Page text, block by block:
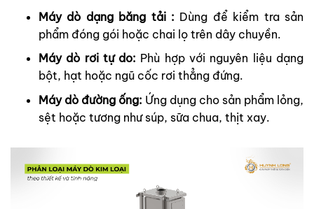
Máy dò dạng băng tải : Dùng để kiểm tra sản
phẩm đóng gói hoặc chai lọ trên dây chuyền.
Máy dò rơi tự do: Phù hợp với nguyên liệu dạng
bột, hạt hoặc ngũ cốc rơi thẳng đứng.
Máy dò đường ống: Ứng dụng cho sản phẩm lỏng,
sệt hoặc tương như súp, sữa chua, thịt xay.